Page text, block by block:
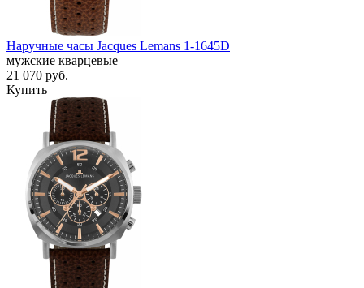
Наручные часы Jacques Lemans 1-1645D
мужские кварцевые
21 070 руб.
Купить